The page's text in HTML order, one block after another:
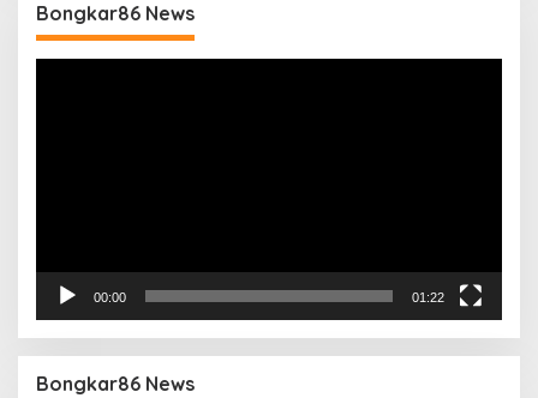
Bongkar86 News
00:00 01:22
Bongkar86 News